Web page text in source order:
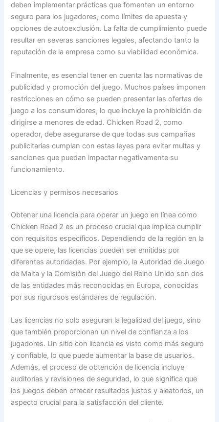
deben implementar prácticas que fomenten un entorno
seguro para los jugadores, como límites de apuesta y
opciones de autoexclusión. La falta de cumplimiento puede
resultar en severas sanciones legales, afectando tanto la
reputación de la empresa como su viabilidad económica.
Finalmente, es esencial tener en cuenta las normativas de
publicidad y promoción del juego. Muchos países imponen
restricciones en cómo se pueden presentar las ofertas de
juego a los consumidores, lo que incluye la prohibición de
dirigirse a menores de edad. Chicken Road 2, como
operador, debe asegurarse de que todas sus campañas
publicitarias cumplan con estas leyes para evitar multas y
sanciones que puedan impactar negativamente su
funcionamiento.
Licencias y permisos necesarios
Obtener una licencia para operar un juego en línea como
Chicken Road 2 es un proceso crucial que implica cumplir
con requisitos específicos. Dependiendo de la región en la
que se opere, las licencias pueden ser emitidas por
diferentes autoridades. Por ejemplo, la Autoridad de Juego
de Malta y la Comisión del Juego del Reino Unido son dos
de las entidades más reconocidas en Europa, conocidas
por sus rigurosos estándares de regulación.
Las licencias no solo aseguran la legalidad del juego, sino
que también proporcionan un nivel de confianza a los
jugadores. Un sitio con licencia es visto como más seguro
y confiable, lo que puede aumentar la base de usuarios.
Además, el proceso de obtención de licencia incluye
auditorías y revisiones de seguridad, lo que significa que
los juegos deben ofrecer resultados justos y aleatorios, un
aspecto crucial para la satisfacción del cliente.